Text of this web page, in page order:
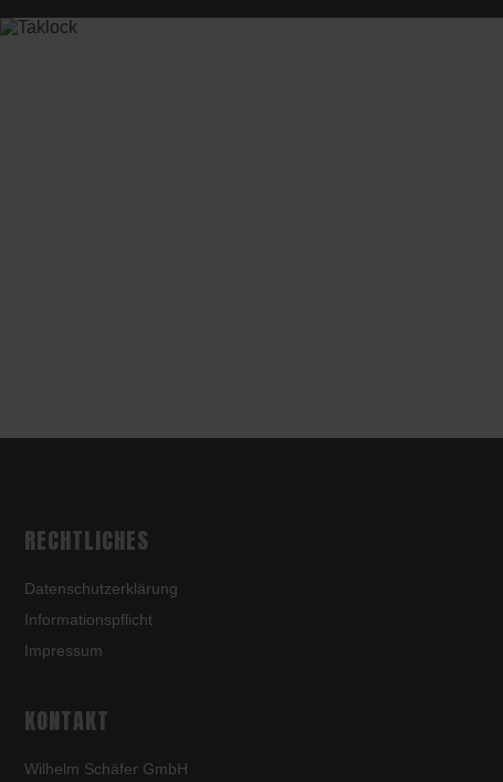
RECHTLICHES
Datenschutzerklärung
Informationspflicht
Impressum
KONTAKT
Wilhelm Schäfer GmbH